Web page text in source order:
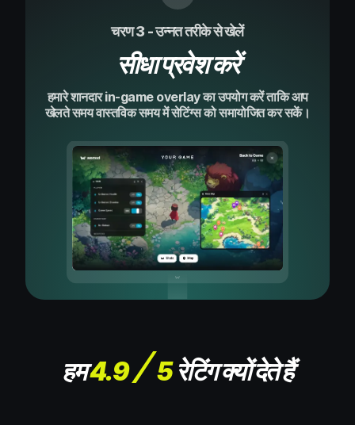
चरण 3 - उन्नत तरीके से खेलें
सीधा प्रवेश करें
हमारे शानदार in-game overlay का उपयोग करें ताकि आप
खेलते समय वास्तविक समय में सेटिंग्स को समायोजित कर सकें।
हम4.9 5रेटिंग क्यों देते हैं